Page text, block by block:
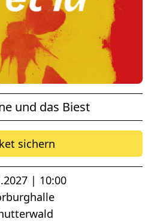
und das Biest
sichern
| 10:00